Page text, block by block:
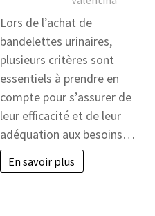
Lors de l’achat de
bandelettes urinaires,
plusieurs critères sont
essentiels à prendre en
compte pour s’assurer de
leur efficacité et de leur
adéquation aux besoins…
En savoir plus